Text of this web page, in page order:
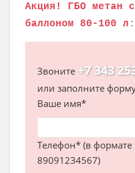
Акция! ГБО метан с
баллоном 80-100 л :
Звоните +7 343
или заполните
Ваше имя*
Телефон* (в формате
89091234567)